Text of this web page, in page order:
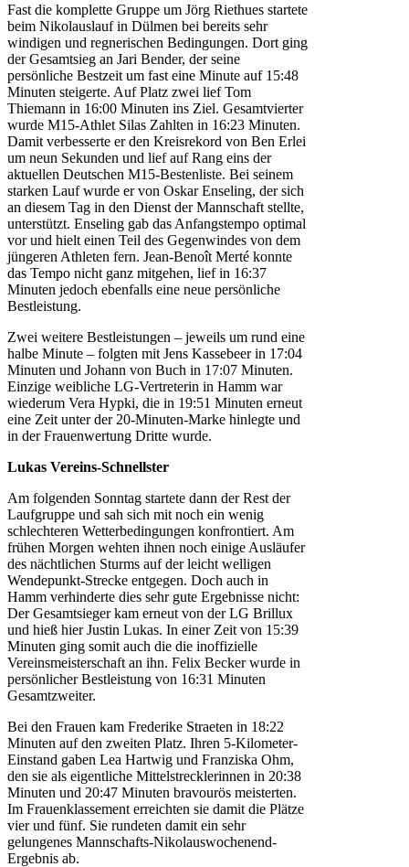
Fast die komplette Gruppe um Jörg Riethues startete
beim Nikolauslauf in Dülmen bei bereits sehr
windigen und regnerischen Bedingungen. Dort ging
der Gesamtsieg an Jari Bender, der seine
persönliche Bestzeit um fast eine Minute auf 15:48
Minuten steigerte. Auf Platz zwei lief Tom
Thiemann in 16:00 Minuten ins Ziel. Gesamtvierter
wurde M15-Athlet Silas Zahlten in 16:23 Minuten.
Damit verbesserte er den Kreisrekord von Ben Erlei
um neun Sekunden und lief auf Rang eins der
aktuellen Deutschen M15-Bestenliste. Bei seinem
starken Lauf wurde er von Oskar Enseling, der sich
an diesem Tag in den Dienst der Mannschaft stellte,
unterstützt. Enseling gab das Anfangstempo optimal
vor und hielt einen Teil des Gegenwindes von dem
jüngeren Athleten fern. Jean-Benoît Merté konnte
das Tempo nicht ganz mitgehen, lief in 16:37
Minuten jedoch ebenfalls eine neue persönliche
Bestleistung.
Zwei weitere Bestleistungen – jeweils um rund eine
halbe Minute – folgten mit Jens Kassebeer in 17:04
Minuten und Johann von Buch in 17:07 Minuten.
Einzige weibliche LG-Vertreterin in Hamm war
wiederum Vera Hypki, die in 19:51 Minuten erneut
eine Zeit unter der 20-Minuten-Marke hinlegte und
in der Frauenwertung Dritte wurde.
Lukas Vereins-Schnellster
Am folgenden Sonntag startete dann der Rest der
Laufgruppe und sah sich mit noch ein wenig
schlechteren Wetterbedingungen konfrontiert. Am
frühen Morgen wehten ihnen noch einige Ausläufer
des nächtlichen Sturms auf der leicht welligen
Wendepunkt-Strecke entgegen. Doch auch in
Hamm verhinderte dies sehr gute Ergebnisse nicht:
Der Gesamtsieger kam erneut von der LG Brillux
und hieß hier Justin Lukas. In einer Zeit von 15:39
Minuten ging somit auch die die inoffizielle
Vereinsmeisterschaft an ihn. Felix Becker wurde in
persönlicher Bestleistung von 16:31 Minuten
Gesamtzweiter.
Bei den Frauen kam Frederike Straeten in 18:22
Minuten auf den zweiten Platz. Ihren 5-Kilometer-
Einstand gaben Lea Hartwig und Franziska Ohm,
den sie als eigentliche Mittelstrecklerinnen in 20:38
Minuten und 20:47 Minuten bravourös meisterten.
Im Frauenklassement erreichten sie damit die Plätze
vier und fünf. Sie rundeten damit ein sehr
gelungenes Mannschafts-Nikolauswochenend-
Ergebnis ab.